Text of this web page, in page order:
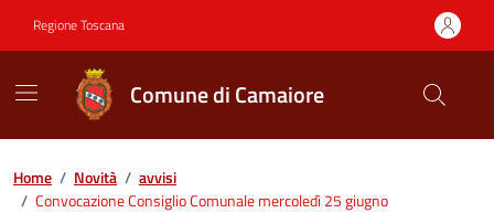
Regione Toscana
Comune di Camaiore
Contenuti in evidenza
Home / Novità / avvisi
/ Convocazione Consiglio Comunale mercoledì 25 giugno